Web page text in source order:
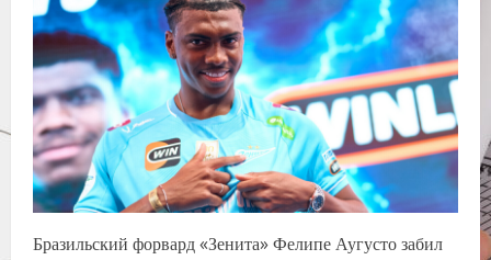
Бразильский форвард «Зенита» Фелипе Аугусто забил